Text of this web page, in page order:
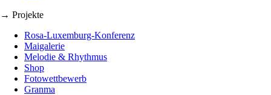
→ Projekte
Rosa-Luxemburg-Konferenz
Maigalerie
Melodie & Rhythmus
Shop
Fotowettbewerb
Granma